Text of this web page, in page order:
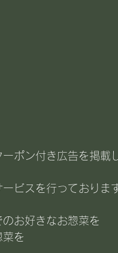
ポン付き広告を掲載
ビスを行っておりま
お好きなお惣菜を
菜を